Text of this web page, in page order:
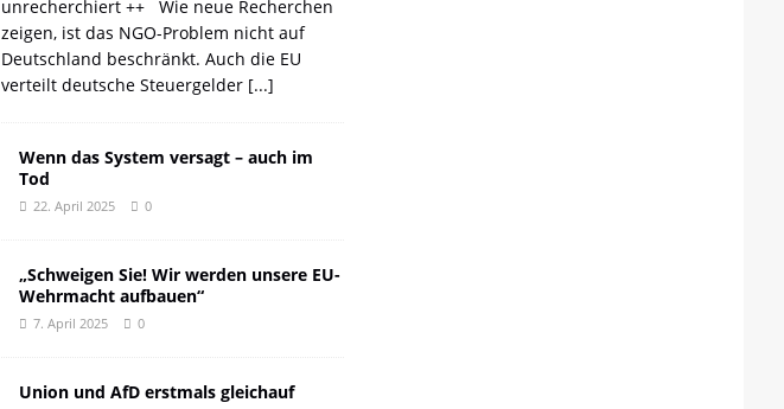
unrecherchiert ++ Wie neue Recherchen
zeigen, ist das NGO-Problem nicht auf
Deutschland beschränkt. Auch die EU
verteilt deutsche Steuergelder [...]
Wenn das System versagt – auch im
Tod
22. April 2025 0
„Schweigen Sie! Wir werden unsere EU-
Wehrmacht aufbauen“
7. April 2025 0
Union und AfD erstmals gleichauf